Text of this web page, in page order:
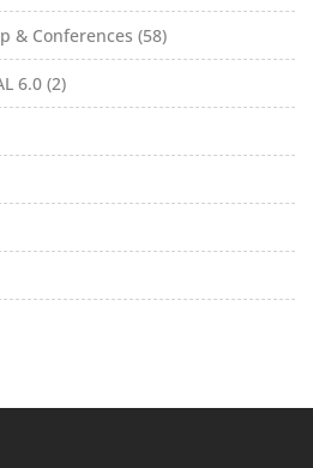
& Conferences (58)
6.0 (2)